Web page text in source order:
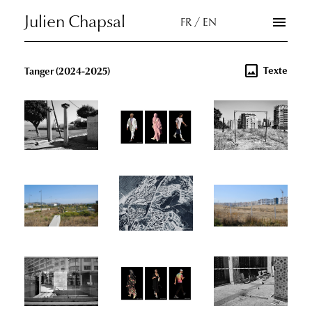
Julien Chapsal FR / EN menu
Tanger(2024-2025) image Texte